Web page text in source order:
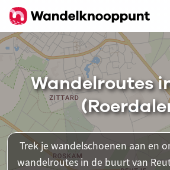
Wandelroutes
Trek je wandelschoenen aan en
wandelroutes in de buurt van